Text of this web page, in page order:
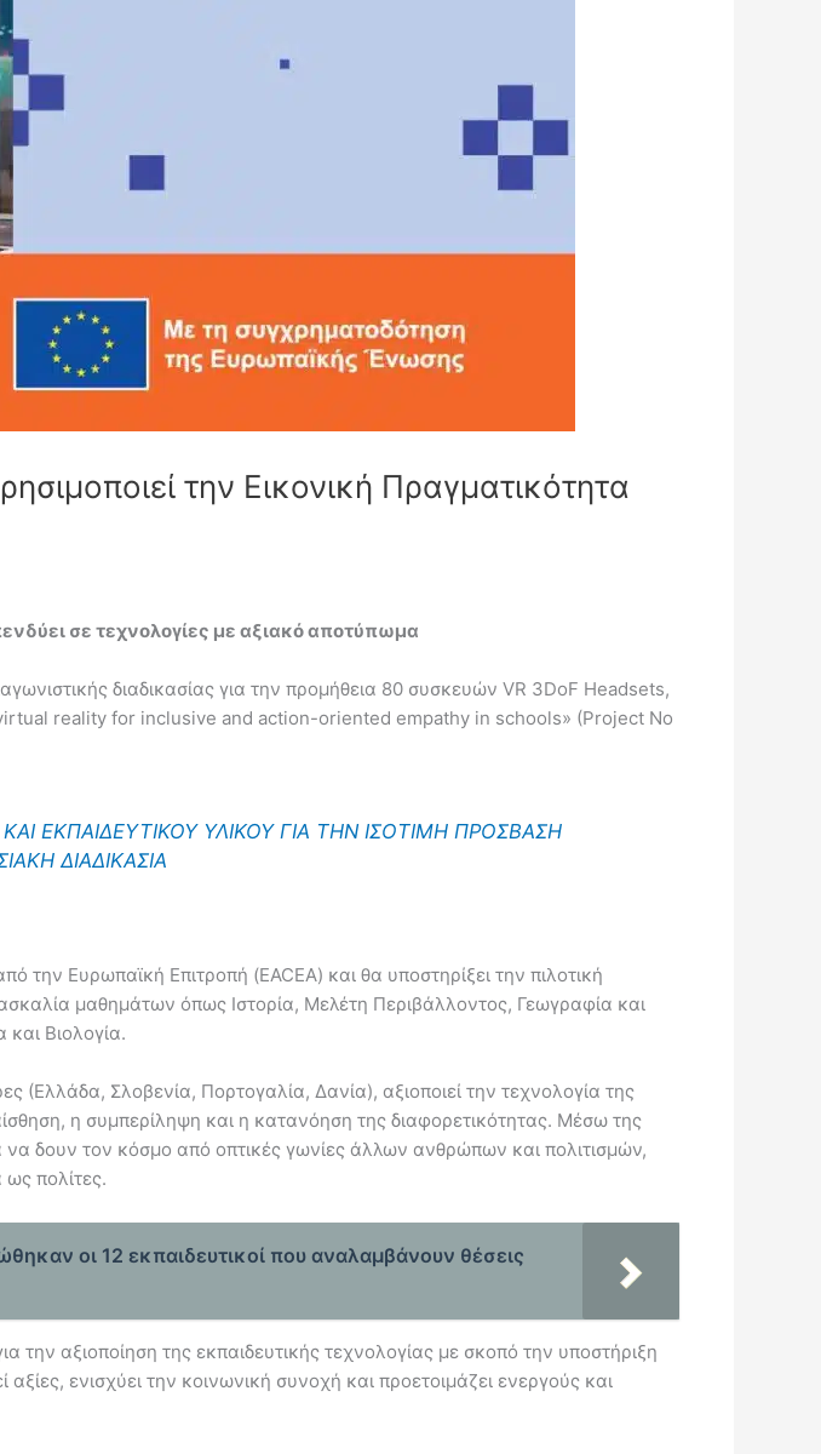
την Εικονική Πραγματικότητα
σε τεχνολογίες με αξιακό αποτύπωμα
διαδικασίας για την προμήθεια 80 συσκευών VR 3DoF Headsets,
reality for inclusive and action-oriented empathy in schools» (Project No
ΕΚΠΑΙΔΕΥΤΙΚΟΥ ΥΛΙΚΟΥ ΓΙΑ ΤΗΝ ΙΣΟΤΙΜΗ ΠΡΟΣΒΑΣΗ
ΔΙΑΔΙΚΑΣΙΑ
Ευρωπαϊκή Επιτροπή (EACEA) και θα υποστηρίξει την πιλοτική
μαθημάτων όπως Ιστορία, Μελέτη Περιβάλλοντος, Γεωγραφία και
Βιολογία.
Σλοβενία, Πορτογαλία, Δανία), αξιοποιεί την τεχνολογία της
η συμπερίληψη και η κατανόηση της διαφορετικότητας. Μέσω της
να δουν τον κόσμο από οπτικές γωνίες άλλων ανθρώπων και πολιτισμών,
πολίτες.
οι 12 εκπαιδευτικοί που αναλαμβάνουν θέσεις
αξιοποίηση της εκπαιδευτικής τεχνολογίας με σκοπό την υποστήριξη
ενισχύει την κοινωνική συνοχή και προετοιμάζει ενεργούς και